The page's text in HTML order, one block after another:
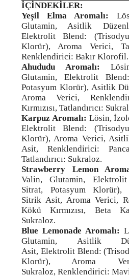
İÇİNDEKİLER:
Yeşil Elma Aromalı:
Glutamin, Asitlik
Elektrolit Blend:
Klorür), Aroma Verici,
Renklendirici: Bakır Klorofil.
Ahududu Aromalı:
Glutamin, Elektrolit
Potasyum Klorür), Asitlik
Aroma Verici,
Kırmızısı, Tatlandırıcı:
Karpuz Aromalı: Lösin,
Elektrolit Blend:
Klorür), Aroma Verici,
Asit, Renklendirici:
Tatlandırıcı: Sukraloz.
Strawberry Lemon
Valin, Glutamin,
Sitrat, Potasyum Klorür),
Sitrik Asit, Aroma Verici,
Kökü Kırmızısı, Beta
Sukraloz.
Blue Lemonade Aromalı:
Glutamin, Asitlik
Asit, Elektrolit Blend:
Klorür), Aroma
Sukraloz, Renklendirici: